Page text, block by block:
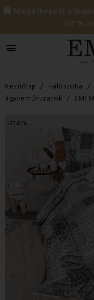
🛍️ Megérkezett a
60 %

Kezdőlap Hálószoba
ágyneműhuzatok
EMI
-37,81%